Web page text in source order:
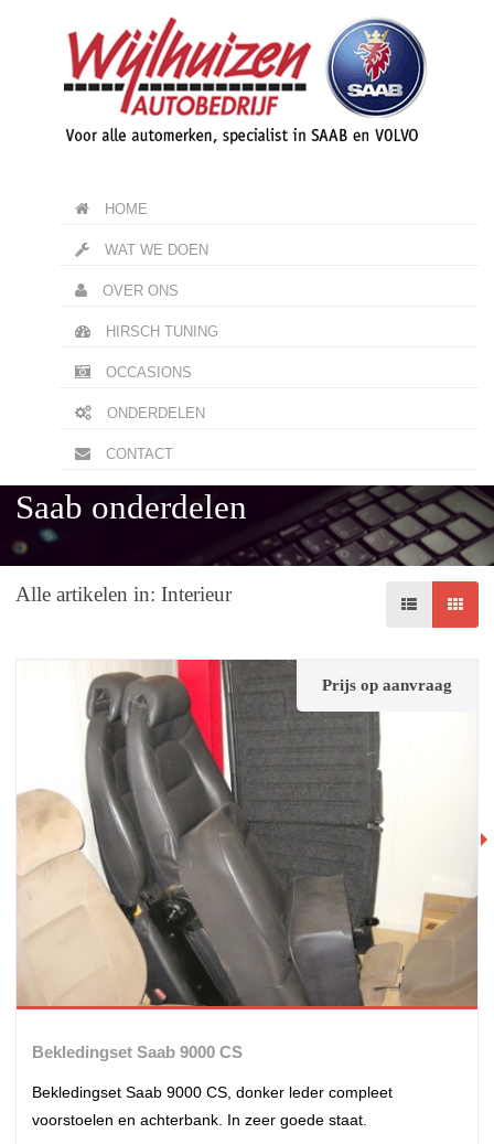
HOME
WAT WE DOEN
OVER ONS
HIRSCH TUNING
OCCASIONS
ONDERDELEN
CONTACT
Saab onderdelen
Alle artikelen in: Interieur
Prijs op aanvraag
Bekledingset Saab 9000 CS
Bekledingset Saab 9000 CS, donker leder compleet
voorstoelen en achterbank. In zeer goede staat.